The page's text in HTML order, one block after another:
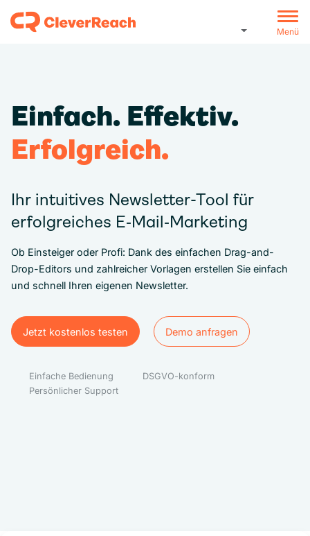
Menü
Einfach. Effektiv.
Erfolgreich.
Ihr intuitives Newsletter-Tool für
erfolgreiches E‑Mail‑Marketing
Ob Einsteiger oder Profi: Dank des einfachen Drag-and-
Drop-Editors und zahlreicher Vorlagen erstellen Sie einfach
und schnell Ihren eigenen Newsletter.
Jetzt kostenlos testen
Jetzt kostenlos testen
Demo anfragen
Demo anfragen
Einfache Bedienung
DSGVO-konform
Persönlicher Support